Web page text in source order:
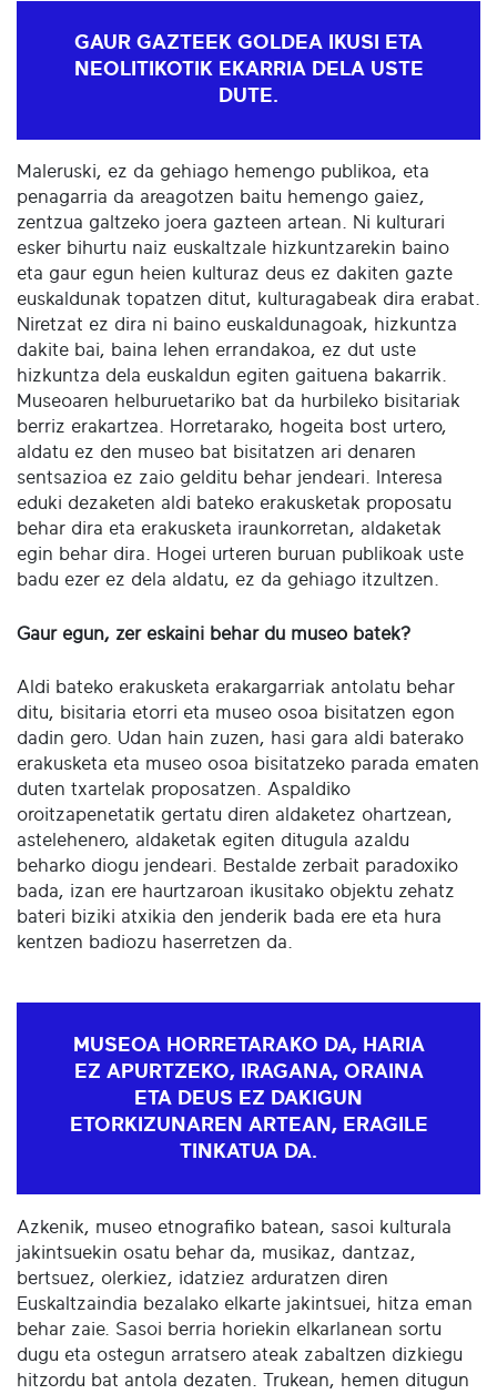
GAUR GAZTEEK GOLDEA IKUSI ETA
NEOLITIKOTIK EKARRIA DELA USTE
DUTE.
Maleruski, ez da gehiago hemengo publikoa, eta
penagarria da areagotzen baitu hemengo gaiez,
zentzua galtzeko joera gazteen artean. Ni kulturari
esker bihurtu naiz euskaltzale hizkuntzarekin baino
eta gaur egun heien kulturaz deus ez dakiten gazte
euskaldunak topatzen ditut, kulturagabeak dira erabat.
Niretzat ez dira ni baino euskaldunagoak, hizkuntza
dakite bai, baina lehen errandakoa, ez dut uste
hizkuntza dela euskaldun egiten gaituena bakarrik.
Museoaren helburuetariko bat da hurbileko bisitariak
berriz erakartzea. Horretarako, hogeita bost urtero,
aldatu ez den museo bat bisitatzen ari denaren
sentsazioa ez zaio gelditu behar jendeari. Interesa
eduki dezaketen aldi bateko erakusketak proposatu
behar dira eta erakusketa iraunkorretan, aldaketak
egin behar dira. Hogei urteren buruan publikoak uste
badu ezer ez dela aldatu, ez da gehiago itzultzen.
Gaur egun, zer eskaini behar du museo batek?
Aldi bateko erakusketa erakargarriak antolatu behar
ditu, bisitaria etorri eta museo osoa bisitatzen egon
dadin gero. Udan hain zuzen, hasi gara aldi baterako
erakusketa eta museo osoa bisitatzeko parada ematen
duten txartelak proposatzen. Aspaldiko
oroitzapenetatik gertatu diren aldaketez ohartzean,
astelehenero, aldaketak egiten ditugula azaldu
beharko diogu jendeari. Bestalde zerbait paradoxiko
bada, izan ere haurtzaroan ikusitako objektu zehatz
bateri biziki atxikia den jenderik bada ere eta hura
kentzen badiozu haserretzen da.
MUSEOA HORRETARAKO DA, HARIA
EZ APURTZEKO, IRAGANA, ORAINA
ETA DEUS EZ DAKIGUN
ETORKIZUNAREN ARTEAN, ERAGILE
TINKATUA DA.
Azkenik, museo etnografiko batean, sasoi kulturala
jakintsuekin osatu behar da, musikaz, dantzaz,
bertsuez, olerkiez, idatziez arduratzen diren
Euskaltzaindia bezalako elkarte jakintsuei, hitza eman
behar zaie. Sasoi berria horiekin elkarlanean sortu
dugu eta ostegun arratsero ateak zabaltzen dizkiegu
hitzordu bat antola dezaten. Trukean, hemen ditugun